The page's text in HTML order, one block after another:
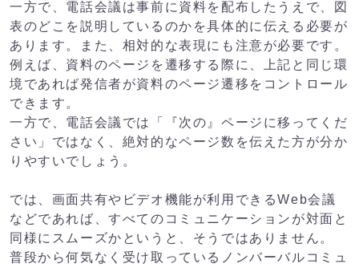
一方で、電話会議は事前に資料を配布したうえで、図
表のどこを説明しているのかを具体的に伝える必要が
あります。また、相対的な表現にも注意が必要です。
例えば、資料のページを遷移する際に、上記と同じ環
境であれば発信者が資料のページ遷移をコントロール
できます。
一方で、電話会議では「『次の』ページに移ってくだ
さい」ではなく、絶対的なページ数を伝えた方が分か
りやすいでしょう。
では、画面共有やビデオ機能が利用できるWeb会議
などであれば、すべてのコミュニケーションが対面と
同様にスムーズかというと、そうではありません。
普段から何気なく受け取っているノンバーバルコミュ